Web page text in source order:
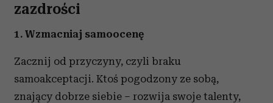
zazdrości
1. Wzmacniaj samoocenę
Zacznij od przyczyny, czyli braku
samoakceptacji. Ktoś pogodzony ze sobą,
znający dobrze siebie – rozwija swoje talenty,